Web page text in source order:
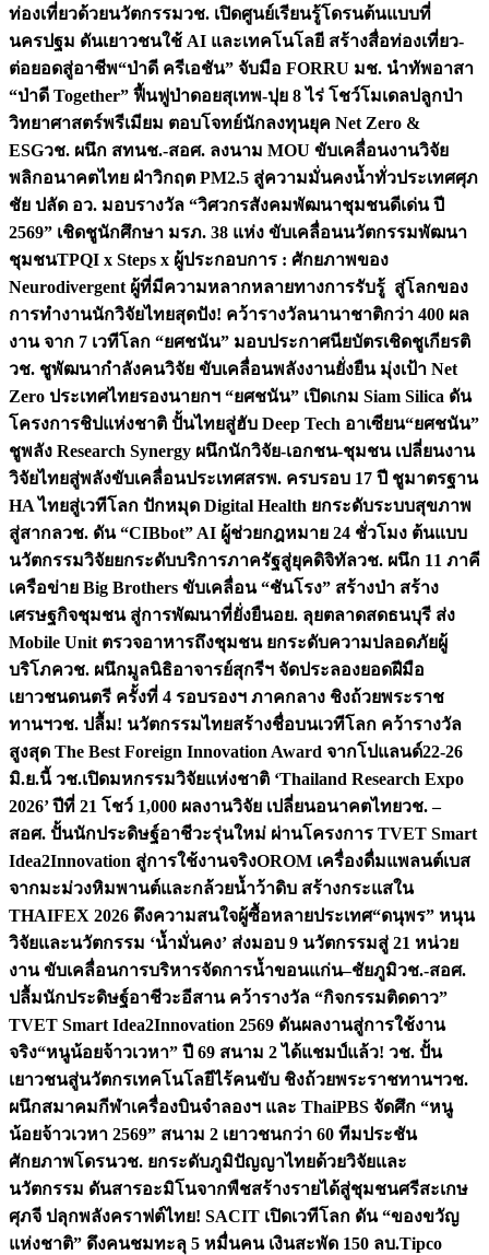
ท่องเที่ยวด้วยนวัตกรรมวช. เปิดศูนย์เรียนรู้โดรนต้นแบบที่
นครปฐม ดันเยาวชนใช้ AI และเทคโนโลยี สร้างสื่อท่องเที่ยว-
ต่อยอดสู่อาชีพ“ป่าดี ครีเอชัน” จับมือ FORRU มช. นำทัพอาสา
“ป่าดี Together” ฟื้นฟูป่าดอยสุเทพ-ปุย 8 ไร่ โชว์โมเดลปลูกป่า
วิทยาศาสตร์พรีเมียม ตอบโจทย์นักลงทุนยุค Net Zero &
ESGวช. ผนึก สทนช.-สอศ. ลงนาม MOU ขับเคลื่อนงานวิจัย
พลิกอนาคตไทย ฝ่าวิกฤต PM2.5 สู่ความมั่นคงน้ำทั่วประเทศศุภ
ชัย ปลัด อว. มอบรางวัล “วิศวกรสังคมพัฒนาชุมชนดีเด่น ปี
2569” เชิดชูนักศึกษา มรภ. 38 แห่ง ขับเคลื่อนนวัตกรรมพัฒนา
ชุมชนTPQI x Steps x ผู้ประกอบการ : ศักยภาพของ
Neurodivergent ผู้ที่มีความหลากหลายทางการรับรู้ สู่โลกของ
การทำงานนักวิจัยไทยสุดปัง! คว้ารางวัลนานาชาติกว่า 400 ผล
งาน จาก 7 เวทีโลก “ยศชนัน” มอบประกาศนียบัตรเชิดชูเกียรติ
วช. ชูพัฒนากำลังคนวิจัย ขับเคลื่อนพลังงานยั่งยืน มุ่งเป้า Net
Zero ประเทศไทยรองนายกฯ “ยศชนัน” เปิดเกม Siam Silica ดัน
โครงการชิปแห่งชาติ ปั้นไทยสู่ฮับ Deep Tech อาเซียน“ยศชนัน”
ชูพลัง Research Synergy ผนึกนักวิจัย-เอกชน-ชุมชน เปลี่ยนงาน
วิจัยไทยสู่พลังขับเคลื่อนประเทศสรพ. ครบรอบ 17 ปี ชูมาตรฐาน
HA ไทยสู่เวทีโลก ปักหมุด Digital Health ยกระดับระบบสุขภาพ
สู่สากลวช. ดัน “CIBbot” AI ผู้ช่วยกฎหมาย 24 ชั่วโมง ต้นแบบ
นวัตกรรมวิจัยยกระดับบริการภาครัฐสู่ยุคดิจิทัลวช. ผนึก 11 ภาคี
เครือข่าย Big Brothers ขับเคลื่อน “ชันโรง” สร้างป่า สร้าง
เศรษฐกิจชุมชน สู่การพัฒนาที่ยั่งยืนอย. ลุยตลาดสดธนบุรี ส่ง
Mobile Unit ตรวจอาหารถึงชุมชน ยกระดับความปลอดภัยผู้
บริโภควช. ผนึกมูลนิธิอาจารย์สุกรีฯ จัดประลองยอดฝีมือ
เยาวชนดนตรี ครั้งที่ 4 รอบรองฯ ภาคกลาง ชิงถ้วยพระราช
ทานฯวช. ปลื้ม! นวัตกรรมไทยสร้างชื่อบนเวทีโลก คว้ารางวัล
สูงสุด The Best Foreign Innovation Award จากโปแลนด์22-26
มิ.ย.นี้ วช.เปิดมหกรรมวิจัยแห่งชาติ ‘Thailand Research Expo
2026’ ปีที่ 21 โชว์ 1,000 ผลงานวิจัย เปลี่ยนอนาคตไทยวช. –
สอศ. ปั้นนักประดิษฐ์อาชีวะรุ่นใหม่ ผ่านโครงการ TVET Smart
Idea2Innovation สู่การใช้งานจริงOROM เครื่องดื่มแพลนต์เบส
จากมะม่วงหิมพานต์และกล้วยน้ำว้าดิบ สร้างกระแสใน
THAIFEX 2026 ดึงความสนใจผู้ซื้อหลายประเทศ“ดนุพร” หนุน
วิจัยและนวัตกรรม ‘น้ำมั่นคง’ ส่งมอบ 9 นวัตกรรมสู่ 21 หน่วย
งาน ขับเคลื่อนการบริหารจัดการน้ำขอนแก่น–ชัยภูมิวช.-สอศ.
ปลื้มนักประดิษฐ์อาชีวะอีสาน คว้ารางวัล “กิจกรรมติดดาว”
TVET Smart Idea2Innovation 2569 ดันผลงานสู่การใช้งาน
จริง“หนูน้อยจ้าวเวหา” ปี 69 สนาม 2 ได้แชมป์แล้ว! วช. ปั้น
เยาวชนสู่นวัตกรเทคโนโลยีไร้คนขับ ชิงถ้วยพระราชทานฯวช.
ผนึกสมาคมกีฬาเครื่องบินจำลองฯ และ ThaiPBS จัดศึก “หนู
น้อยจ้าวเวหา 2569” สนาม 2 เยาวชนกว่า 60 ทีมประชัน
ศักยภาพโดรนวช. ยกระดับภูมิปัญญาไทยด้วยวิจัยและ
นวัตกรรม ดันสารอะมิโนจากพืชสร้างรายได้สู่ชุมชนศรีสะเกษ
ศุภจี ปลุกพลังคราฟต์ไทย! SACIT เปิดเวทีโลก ดัน “ของขวัญ
แห่งชาติ” ดึงคนชมทะลุ 5 หมื่นคน เงินสะพัด 150 ลบ.Tipco